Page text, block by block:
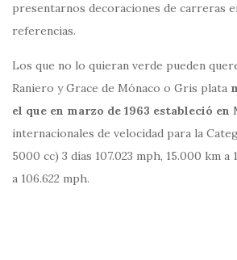
presentarnos decoraciones de carreras
referencias.
Los que no lo quieran verde pueden
Raniero y Grace de Mónaco o Gris plata
el que en marzo de 1963 estableció en
internacionales de velocidad para la
5000 cc) 3 días 107.023 mph, 15.000 km a
a 106.622 mph.